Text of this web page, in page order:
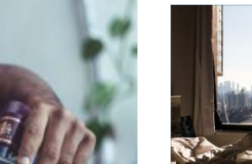
fortolket på
med danske
nordiske
vælger
hverdag og
samler...